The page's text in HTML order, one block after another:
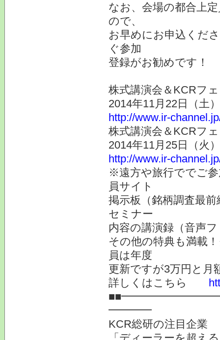
なお、会場の都合上
ので、
お早めにお申込くだ
ぐ参加
登録がお勧めです！
株式講演会＆KCRフ
2014年11月22日（
http://www.ir-
株式講演会＆KCRフ
2014年11月25日（
http://www.ir-
※遠方や旅行ででご
員サイト
掲示板（銘柄調査最
セミナー
内容の講演録（音声
その他の特典も満載
員は年度
更新ですが3万円と月
詳しくはこちら
━━━━
KCR総研の注目企業